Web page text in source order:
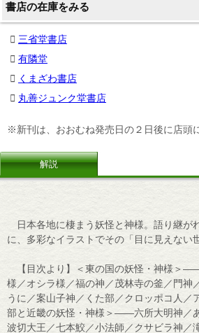
書店の在庫をみる
三省堂書店
有隣堂
くまざわ書店
丸善ジュンク堂書店
※新刊は、おおむね発売日の２日後に店頭
解説
日本各地に棲まう妖怪と神様。語り継が
に、多彩なイラストでその「目に見えない
【目次より】＜東の国の妖怪・神様＞
様／オシラ様／福の神／茂林寺の釜／門神
うに／案山子神／くた部／クロッポコ人／
部と近畿の妖怪・神様＞――六所大明神／
波切大王／七本鮫／小法師／クサビラ神／